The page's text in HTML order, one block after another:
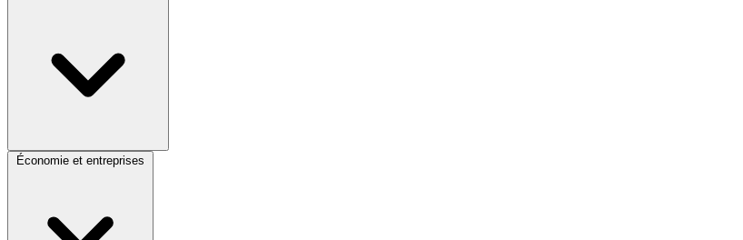
Économie et entreprises